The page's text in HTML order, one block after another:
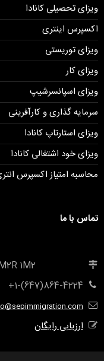
ویزای تحصیلی کانادا
اکسپرس اینتری
ویزای توریستی
ویزای کار
ویزای اسپانسرشیپ
سرمایه گذاری و کارآفرینی
ویزای استارتاپ کانادا
ویزای خود اشتغالی کانادا
محاسبه امتیاز اکسپرس
تماس با ما
1M2
+1-(647)864-4224
ارزیابی رایگان